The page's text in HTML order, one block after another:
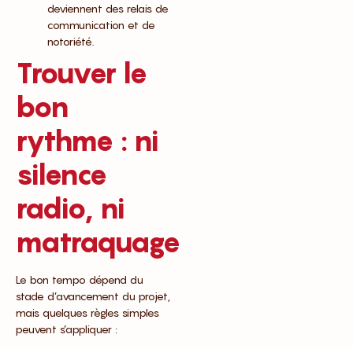
deviennent des relais de
communication et de
notoriété.
Trouver le
bon
rythme : ni
silence
radio, ni
matraquage
Le bon tempo dépend du
stade d’avancement du projet,
mais quelques règles simples
peuvent s’appliquer :